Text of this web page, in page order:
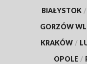
BIAŁYSTOK /
GORZÓW
KRAKÓW /
OPOLE /